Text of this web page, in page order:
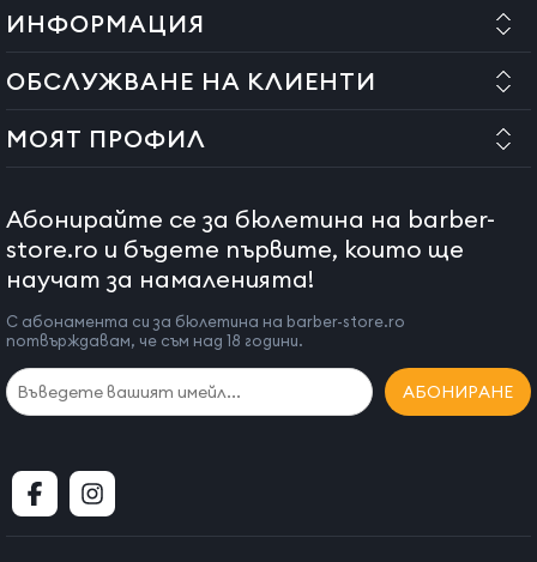
ИНФОРМАЦИЯ
ОБСЛУЖВАНЕ НА КЛИЕНТИ
МОЯТ ПРОФИЛ
Абонирайте се за бюлетина на barber-
store.ro и бъдете първите, които ще
научат за намаленията!
С абонамента си за бюлетина на barber-store.ro
потвърждавам, че съм над 18 години.
АБОНИРАНЕ